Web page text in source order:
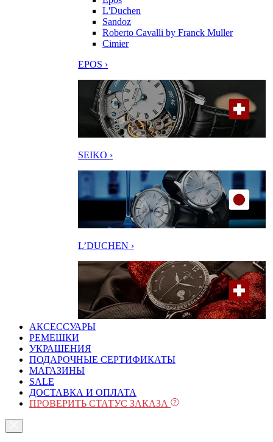
L'Duchen
Sandoz
Roberto Cavalli by Franck Muller
Cimier
EPOS ›
SEIKO ›
L’DUCHEN ›
АКСЕССУАРЫ
РЕМЕШКИ
УКРАШЕНИЯ
ПОДАРОЧНЫЕ СЕРТИФИКАТЫ
МАГАЗИНЫ
SALE
ДОСТАВКА И ОПЛАТА
ПРОВЕРИТЬ СТАТУС ЗАКАЗА